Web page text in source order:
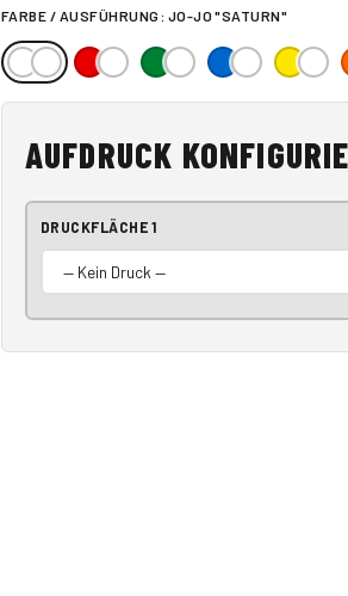
FARBE / AUSFÜHRUNG: JO-JO "SATURN"
AUFDRUCK
DRUCKFLÄCHE 1